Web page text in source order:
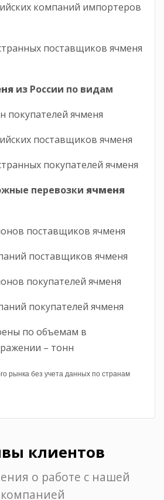
компаний импортеров
поставщиков ячменя
из России по видам
покупателей ячменя
поставщиков ячменя
покупателей ячменя
перевозки ячменя
поставщиков ячменя
поставщиков ячменя
покупателей ячменя
покупателей ячменя
по объемам в
– тонн
рынка без учета данных по странам
клиентов
о работе с нашей
компанией